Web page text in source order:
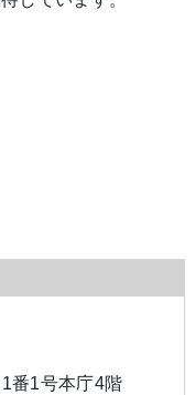
番1号本庁4階